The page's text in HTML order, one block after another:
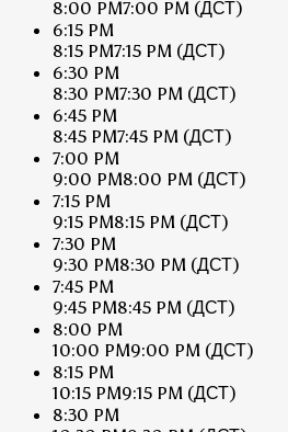
8:00 PM7:00 PM (ДСТ)
6:15 PM
8:15 PM7:15 PM (ДСТ)
6:30 PM
8:30 PM7:30 PM (ДСТ)
6:45 PM
8:45 PM7:45 PM (ДСТ)
7:00 PM
9:00 PM8:00 PM (ДСТ)
7:15 PM
9:15 PM8:15 PM (ДСТ)
7:30 PM
9:30 PM8:30 PM (ДСТ)
7:45 PM
9:45 PM8:45 PM (ДСТ)
8:00 PM
10:00 PM9:00 PM (ДСТ)
8:15 PM
10:15 PM9:15 PM (ДСТ)
8:30 PM